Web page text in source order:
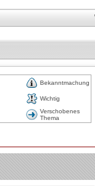
Bekanntmachung
Wichtig
Verschobenes
Thema